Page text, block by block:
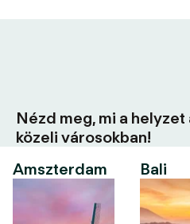
Nézd meg, mi a
közeli városokban!
Amszterdam
Bali